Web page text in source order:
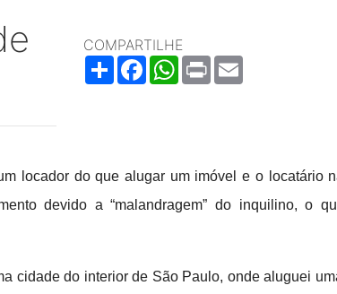
COMPARTILHE
ShareFacebookWhatsApp
Print
locador do que alugar um imóvel e o locatário
devido a “malandragem” do inquilino, o
cidade do interior de São Paulo, onde aluguei